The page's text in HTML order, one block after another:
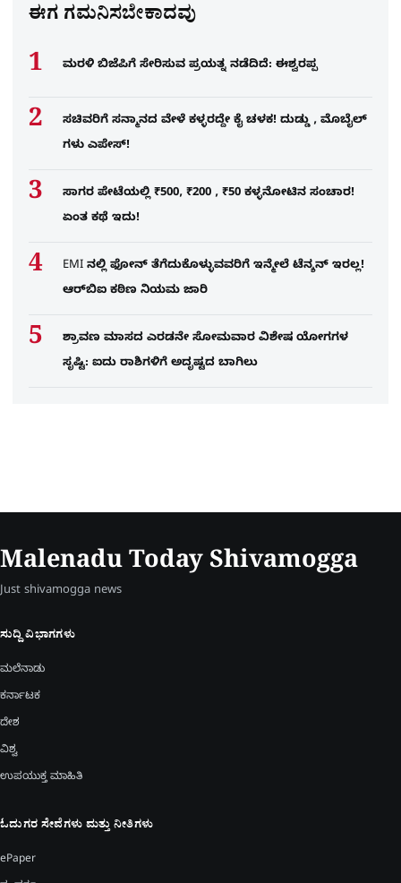
ಈಗ ಗಮನಿಸಬೇಕಾದವು
ಮರಳಿ ಬಿಜೆಪಿಗೆ ಸೇರಿಸುವ ಪ್ರಯತ್ನ ನಡೆದಿದೆ: ಈಶ್ವರಪ್ಪ
ಸಚಿವರಿಗೆ ಸನ್ಮಾನದ ವೇಳೆ ಕಳ್ಳರದ್ದೇ ಕೈ ಚಳಕ! ದುಡ್ಡು , ಮೊಬೈಲ್​
ಗಳು ಎಪೇಸ್!
ಸಾಗರ ಪೇಟೆಯಲ್ಲಿ ₹500, ₹200 , ₹50 ಕಳ್ಳನೋಟಿನ ಸಂಚಾರ!
ಏಂತ ಕಥೆ ಇದು!
EMI ನಲ್ಲಿ ಫೋನ್​ ತೆಗೆದುಕೊಳ್ಳುವವರಿಗೆ ಇನ್ಮೇಲೆ ಟೆನ್ಶನ್​ ಇರಲ್ಲ!
ಆರ್‌ಬಿಐ ಕಠಿಣ ನಿಯಮ ಜಾರಿ
ಶ್ರಾವಣ ಮಾಸದ ಎರಡನೇ ಸೋಮವಾರ ವಿಶೇಷ ಯೋಗಗಳ
ಸೃಷ್ಟಿ: ಐದು ರಾಶಿಗಳಿಗೆ ಅದೃಷ್ಟದ ಬಾಗಿಲು
Malenadu Today Shivamogga
Just shivamogga news
ಸುದ್ದಿ ವಿಭಾಗಗಳು
ಮಲೆನಾಡು
ಕರ್ನಾಟಕ
ದೇಶ
ವಿಶ್ವ
ಉಪಯುಕ್ತ ಮಾಹಿತಿ
ಓದುಗರ ಸೇವೆಗಳು ಮತ್ತು ನೀತಿಗಳು
ePaper